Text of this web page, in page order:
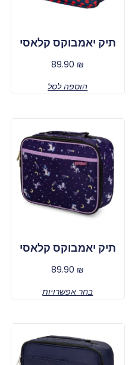
תיק יאמבוקס קלאסי
89.90 ₪
הוספה לסל
תיק יאמבוקס קלאסי
89.90 ₪
בחר אפשרויות